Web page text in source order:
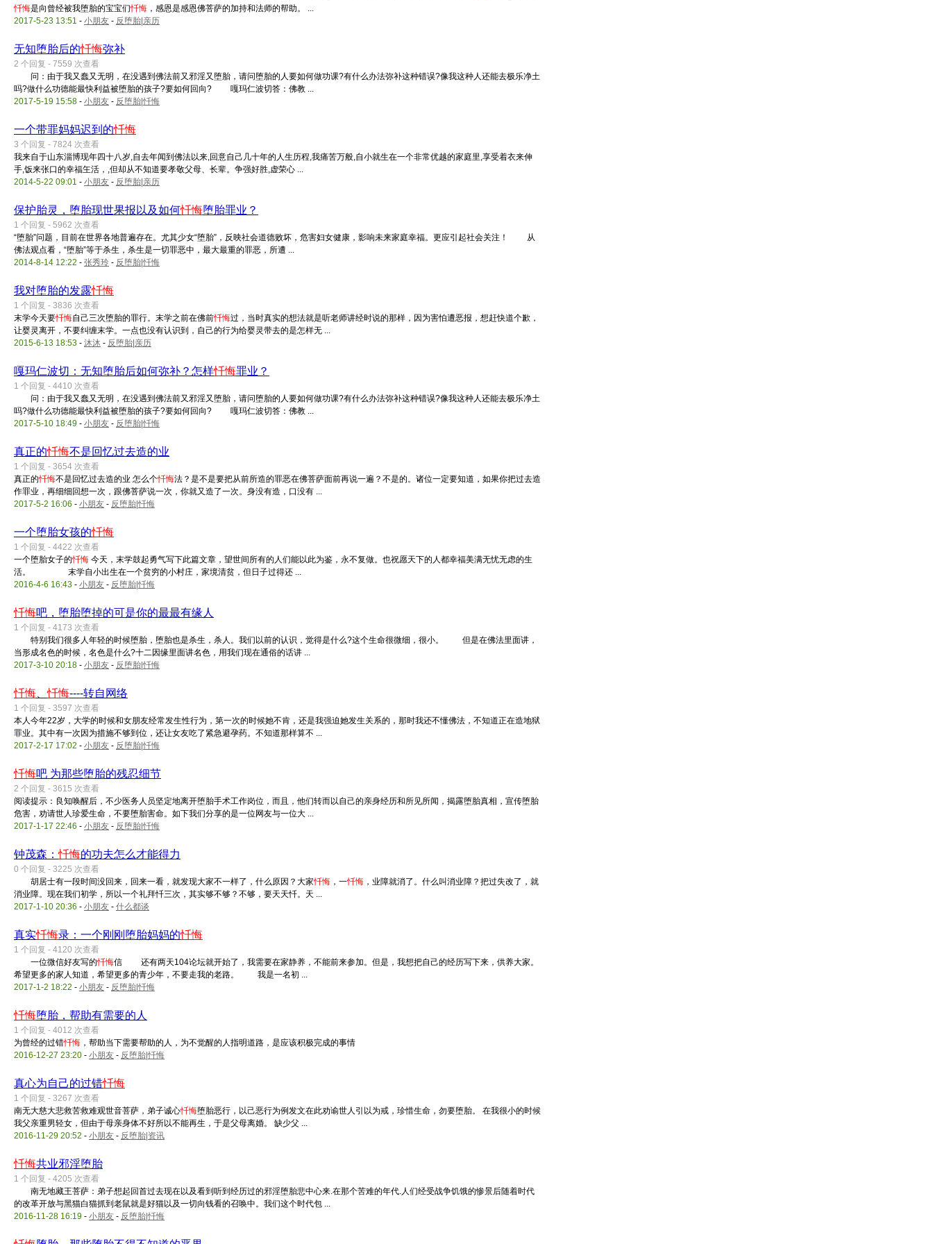
忏悔是向曾经被我堕胎的宝宝们忏悔 ，感恩是感恩佛菩萨的加持和法师的帮助。 ...
2017-5-23 13:51 - 小朋友 - 反堕胎|亲历
无知堕胎后的忏悔弥补
2 个回复 - 7559 次查看
问：由于我又蠢又无明，在没遇到佛法前又邪淫又堕胎，请问堕胎的人要如何做功课?有什么办法弥补这种错误?像我这种人还能去极乐净土
吗?做什么功德能最快利益被堕胎的孩子?要如何回向? 嘎玛仁波切答：佛教 ...
2017-5-19 15:58 - 小朋友 - 反堕胎|忏悔
一个带罪妈妈迟到的忏悔
3 个回复 - 7824 次查看
我来自于山东淄博现年四十八岁,自去年闻到佛法以来,回意自己几十年的人生历程,我痛苦万般,自小就生在一个非常优越的家庭里,享受着衣来伸
手,饭来张口的幸福玍活，,但却从不知道要孝敬父母、长辈。争强好胜,虚荣心 ...
2014-5-22 09:01 - 小朋友 - 反堕胎|亲历
保护胎灵，堕胎现世果报以及如何忏悔堕胎罪业？
1 个回复 - 5962 次查看
“堕胎”问题，目前在世界各地普遍存在。尤其少女“堕胎”，反映社会道德败坏，危害妇女健康，影响未来家庭幸福。更应引起社会关注！ 从
佛法观点看，“堕胎”等于杀生，杀生是一切罪恶中，最大最重的罪恶，所遭 ...
2014-8-14 12:22 - 张秀玲 - 反堕胎|忏悔
我对堕胎的发露忏悔
1 个回复 - 3836 次查看
末学今天要忏悔自己三次堕胎的罪行。末学之前在佛前忏悔过，当时真实的想法就是听老师讲经时说的那样，因为害怕遭恶报，想赶快道个歉，
让婴灵离开，不要纠缠末学。一点也没有认识到，自己的行为给婴灵带去的是怎样无 ...
2015-6-13 18:53 - 沐沐 - 反堕胎|亲历
嘎玛仁波切：无知堕胎后如何弥补？怎样忏悔罪业？
1 个回复 - 4410 次查看
问：由于我又蠢又无明，在没遇到佛法前又邪淫又堕胎，请问堕胎的人要如何做功课?有什么办法弥补这种错误?像我这种人还能去极乐净土
吗?做什么功德能最快利益被堕胎的孩子?要如何回向? 嘎玛仁波切答：佛教 ...
2017-5-10 18:49 - 小朋友 - 反堕胎|忏悔
真正的忏悔不是回忆过去造的业
1 个回复 - 3654 次查看
真正的忏悔不是回忆过去造的业 怎么个忏悔法？是不是要把从前所造的罪恶在佛菩萨面前再说一遍？不是的。诸位一定要知道，如果你把过去造
作罪业，再细细回想一次，跟佛菩萨说一次，你就又造了一次。身没有造，口没有 ...
2017-5-2 16:06 - 小朋友 - 反堕胎|忏悔
一个堕胎女孩的忏悔
1 个回复 - 4422 次查看
一个堕胎女子的忏悔 今天，末学鼓起勇气写下此篇文章，望世间所有的人们能以此为鉴，永不复做。也祝愿天下的人都幸福美满无忧无虑的生
活。 末学自小出生在一个贫穷的小村庄，家境清贫，但日子过得还 ...
2016-4-6 16:43 - 小朋友 - 反堕胎|忏悔
忏悔吧，堕胎堕掉的可是你的最最有缘人
1 个回复 - 4173 次查看
特别我们很多人年轻的时候堕胎，堕胎也是杀生，杀人。我们以前的认识，觉得是什么?这个生命很微细，很小。 但是在佛法里面讲，
当形成名色的时候，名色是什么?十二因缘里面讲名色，用我们现在通俗的话讲 ...
2017-3-10 20:18 - 小朋友 - 反堕胎|忏悔
忏悔 、忏悔----转自网络
1 个回复 - 3597 次查看
本人今年22岁，大学的时候和女朋友经常发生性行为，第一次的时候她不肯，还是我强迫她发生关系的，那时我还不懂佛法，不知道正在造地狱
罪业。其中有一次因为措施不够到位，还让女友吃了紧急避孕药。不知道那样算不 ...
2017-2-17 17:02 - 小朋友 - 反堕胎|忏悔
忏悔吧 为那些堕胎的残忍细节
2 个回复 - 3615 次查看
阅读提示：良知唤醒后，不少医务人员坚定地离开堕胎手术工作岗位，而且，他们转而以自己的亲身经历和所见所闻，揭露堕胎真相，宣传堕胎
危害，劝请世人珍爱生命，不要堕胎害命。如下我们分享的是一位网友与一位大 ...
2017-1-17 22:46 - 小朋友 - 反堕胎|忏悔
钟茂森：忏悔的功夫怎么才能得力
0 个回复 - 3225 次查看
胡居士有一段时间没回来，回来一看，就发现大家不一样了，什么原因？大家忏悔 ，一忏悔 ，业障就消了。什么叫消业障？把过失改了，就
消业障。现在我们初学，所以一个礼拜忏三次，其实够不够？不够，要天天忏。天 ...
2017-1-10 20:36 - 小朋友 - 什么都谈
真实忏悔录：一个刚刚堕胎妈妈的忏悔
1 个回复 - 4120 次查看
一位微信好友写的忏悔信 还有两天104论坛就开始了，我需要在家静养，不能前来参加。但是，我想把自己的经历写下来，供养大家。
希望更多的家人知道，希望更多的青少年，不要走我的老路。 我是一名初 ...
2017-1-2 18:22 - 小朋友 - 反堕胎|忏悔
忏悔堕胎，帮助有需要的人
1 个回复 - 4012 次查看
为曾经的过错忏悔 ，帮助当下需要帮助的人，为不觉醒的人指明道路，是应该积极完成的事情
2016-12-27 23:20 - 小朋友 - 反堕胎|忏悔
真心为自己的过错忏悔
1 个回复 - 3267 次查看
南无大慈大悲救苦救难观世音菩萨，弟子诚心忏悔堕胎恶行，以己恶行为例发文在此劝谕世人引以为戒，珍惜生命，勿要堕胎。 在我很小的时候
我父亲重男轻女，但由于母亲身体不好所以不能再生，于是父母离婚。 缺少父 ...
2016-11-29 20:52 - 小朋友 - 反堕胎|资讯
忏悔共业邪淫堕胎
1 个回复 - 4205 次查看
南无地藏王菩萨：弟子想起回首过去现在以及看到听到经历过的邪淫堕胎悲中心来.在那个苦难的年代.人们经受战争饥饿的惨景后随着时代
的改革开放与黑猫白猫抓到老鼠就是好猫以及一切向钱看的召唤中。我们这个时代包 ...
2016-11-28 16:19 - 小朋友 - 反堕胎|忏悔